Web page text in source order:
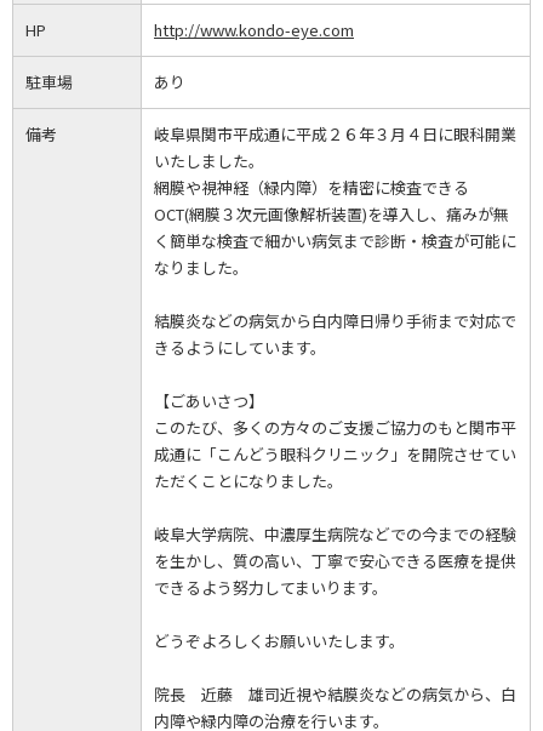
HP http://www.kondo-eye.com
駐車場 あり
備考
岐阜県関市平成通に平成２６年３月４日に眼科開業
いたしました。
網膜や視神経（緑内障）を精密に検査できる
OCT(網膜３次元画像解析装置)を導入し、痛みが無
く簡単な検査で細かい病気まで診断・検査が可能に
なりました。
結膜炎などの病気から白内障日帰り手術まで対応で
きるようにしています。
【ごあいさつ】
このたび、多くの方々のご支援ご協力のもと関市平
成通に「こんどう眼科クリニック」を開院させてい
ただくことになりました。
岐阜大学病院、中濃厚生病院などでの今までの経験
を生かし、質の高い、丁寧で安心できる医療を提供
できるよう努力してまいります。
どうぞよろしくお願いいたします。
院長 近藤 雄司近視や結膜炎などの病気から、白
内障や緑内障の治療を行います。